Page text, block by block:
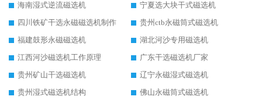
海南湿式逆流磁选机
宁夏选大块干式磁选机
四川铁矿干选永磁磁选机制作
贵州ctb永磁筒式磁选机
福建鼓形永磁磁选机
湖北河沙专用磁选机
江西河沙磁选机工作原理
广东干选磁选机厂家
贵州矿山干选磁选机
辽宁永磁湿式磁选机
贵州湿式磁选机结构
佛山永磁筒式磁选机